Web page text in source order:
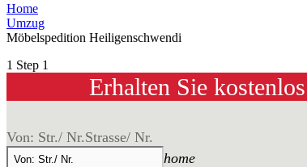
Home
Umzug
Möbelspedition Heiligenschwendi
1 Step 1
Erhalten Sie
Von: Str./ Nr.Strasse/ Nr.
home